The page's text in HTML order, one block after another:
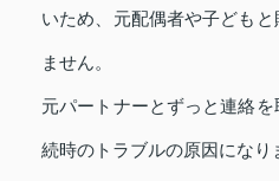
いため、元配偶者や子ども
ません。
元パートナーとずっと連絡
続時のトラブルの原因になり